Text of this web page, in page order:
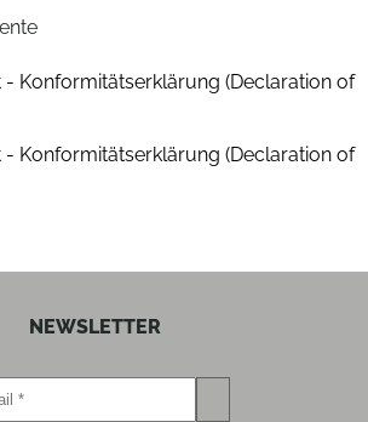
schwarz
& play) ja
Verstärker
Konformitätserklärung (Declaration of
Konformitätserklärung (Declaration of
NEWSLETTER